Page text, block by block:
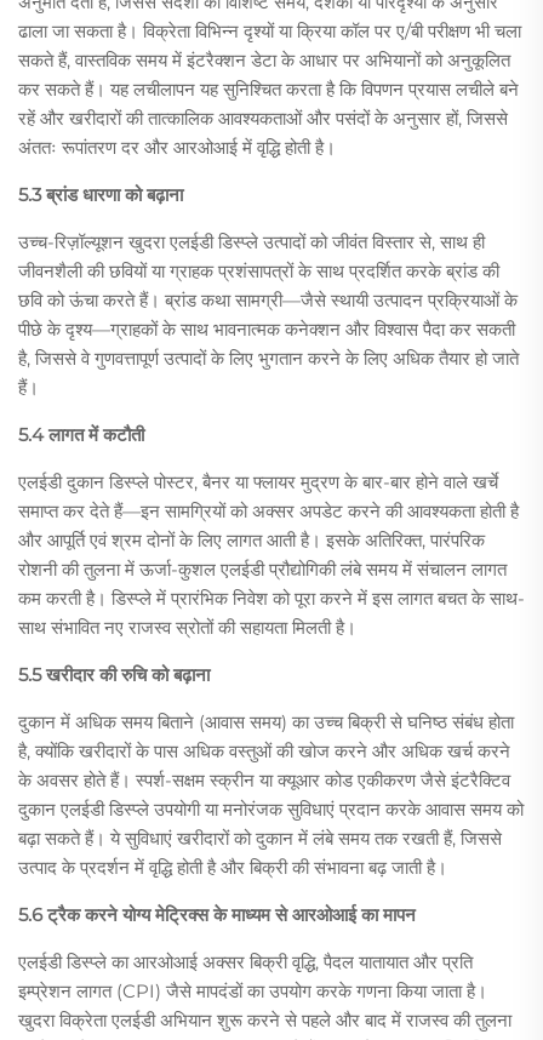
ढाला जा सकता है। विक्रेता विभिन्न दृश्यों या क्रिया कॉल पर ए/बी परीक्षण भी चला
सकते हैं, वास्तविक समय में इंटरैक्शन डेटा के आधार पर अभियानों को अनुकूलित
कर सकते हैं। यह लचीलापन यह सुनिश्चित करता है कि विपणन प्रयास लचीले बने
रहें और खरीदारों की तात्कालिक आवश्यकताओं और पसंदों के अनुसार हों, जिससे
अंततः रूपांतरण दर और आरओआई में वृद्धि होती है।
5.3 ब्रांड धारणा को बढ़ाना
उच्च-रिज़ॉल्यूशन खुदरा एलईडी डिस्प्ले उत्पादों को जीवंत विस्तार से, साथ ही
जीवनशैली की छवियों या ग्राहक प्रशंसापत्रों के साथ प्रदर्शित करके ब्रांड की
छवि को ऊंचा करते हैं। ब्रांड कथा सामग्री—जैसे स्थायी उत्पादन प्रक्रियाओं के
पीछे के दृश्य—ग्राहकों के साथ भावनात्मक कनेक्शन और विश्वास पैदा कर सकती
है, जिससे वे गुणवत्तापूर्ण उत्पादों के लिए भुगतान करने के लिए अधिक तैयार हो जाते
हैं।
5.4 लागत में कटौती
एलईडी दुकान डिस्प्ले पोस्टर, बैनर या फ्लायर मुद्रण के बार-बार होने वाले खर्चे
समाप्त कर देते हैं—इन सामग्रियों को अक्सर अपडेट करने की आवश्यकता होती है
और आपूर्ति एवं श्रम दोनों के लिए लागत आती है। इसके अतिरिक्त, पारंपरिक
रोशनी की तुलना में ऊर्जा-कुशल एलईडी प्रौद्योगिकी लंबे समय में संचालन लागत
कम करती है। डिस्प्ले में प्रारंभिक निवेश को पूरा करने में इस लागत बचत के साथ-
साथ संभावित नए राजस्व स्रोतों की सहायता मिलती है।
5.5 खरीदार की रुचि को बढ़ाना
दुकान में अधिक समय बिताने (आवास समय) का उच्च बिक्री से घनिष्ठ संबंध होता
है, क्योंकि खरीदारों के पास अधिक वस्तुओं की खोज करने और अधिक खर्च करने
के अवसर होते हैं। स्पर्श-सक्षम स्क्रीन या क्यूआर कोड एकीकरण जैसे इंटरैक्टिव
दुकान एलईडी डिस्प्ले उपयोगी या मनोरंजक सुविधाएं प्रदान करके आवास समय को
बढ़ा सकते हैं। ये सुविधाएं खरीदारों को दुकान में लंबे समय तक रखती हैं, जिससे
उत्पाद के प्रदर्शन में वृद्धि होती है और बिक्री की संभावना बढ़ जाती है।
5.6 ट्रैक करने योग्य मेट्रिक्स के माध्यम से आरओआई का मापन
एलईडी डिस्प्ले का आरओआई अक्सर बिक्री वृद्धि, पैदल यातायात और प्रति
इम्प्रेशन लागत (CPI) जैसे मापदंडों का उपयोग करके गणना किया जाता है।
खुदरा विक्रेता एलईडी अभियान शुरू करने से पहले और बाद में राजस्व की तुलना